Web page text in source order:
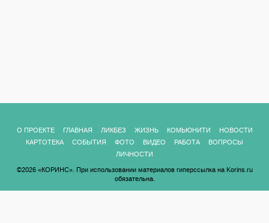
О ПРОЕКТЕ ГЛАВНАЯ ЛИКБЕЗ ЖИЗНЬ КОМЬЮНИТИ
НОВОСТИ
КАРТОТЕКА
СОБЫТИЯ ФОТО ВИДЕО РАБОТА
ВОПРОСЫ
ЛИЧНОСТИ
©2026 «КОРИНС». При использовании материалов гиперссылка на Korins.ru
обязательна.